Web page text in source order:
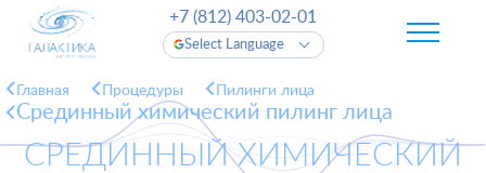
Select Language
+7 (812) 403-02-01
Главная Процедуры Пилинги лица
Срединный химический пилинг лица
СРЕДИННЫЙ ХИМИЧЕСКИЙ